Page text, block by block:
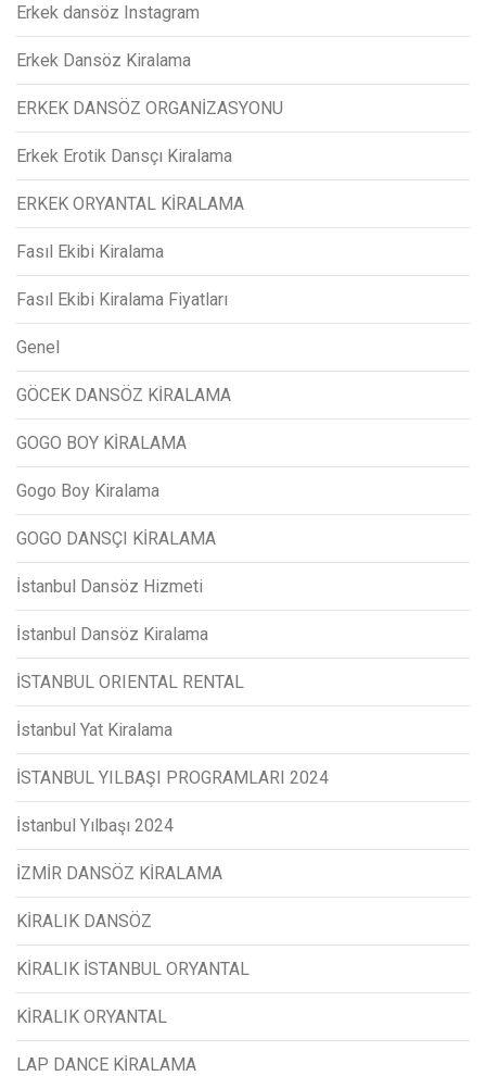
Erkek dansöz Instagram
Erkek Dansöz Kiralama
ERKEK DANSÖZ ORGANİZASYONU
Erkek Erotik Dansçı Kiralama
ERKEK ORYANTAL KİRALAMA
Fasıl Ekibi Kiralama
Fasıl Ekibi Kiralama Fiyatları
Genel
GÖCEK DANSÖZ KİRALAMA
GOGO BOY KİRALAMA
Gogo Boy Kiralama
GOGO DANSÇI KİRALAMA
İstanbul Dansöz Hizmeti
İstanbul Dansöz Kiralama
İSTANBUL ORIENTAL RENTAL
İstanbul Yat Kiralama
İSTANBUL YILBAŞI PROGRAMLARI 2024
İstanbul Yılbaşı 2024
İZMİR DANSÖZ KİRALAMA
KİRALIK DANSÖZ
KİRALIK İSTANBUL ORYANTAL
KİRALIK ORYANTAL
LAP DANCE KİRALAMA